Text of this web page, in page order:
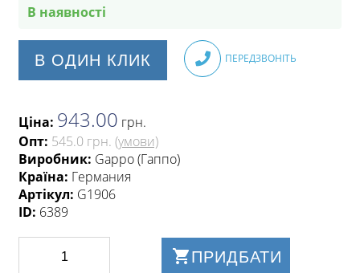
В наявності
В ОДИН КЛИК ПЕРЕДЗВОНІТЬ
Ціна: 943.00 грн.
Опт: 545.0 грн. (умови)
Виробник: Gappo (Гаппо)
Країна: Германия
Артікул: G1906
ID: 6389
ПРИДБАТИ